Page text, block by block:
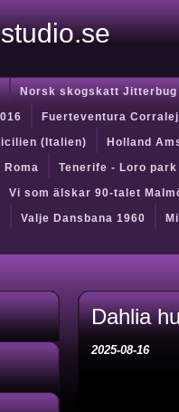
Norsk skogskatt Jitterbug
Fuerteventura
(Italien) Holland
Roma Tenerife - Loro
Vi som älskar 90-talet
Valje Dansbana 1960
Dahlia
2025-08-16